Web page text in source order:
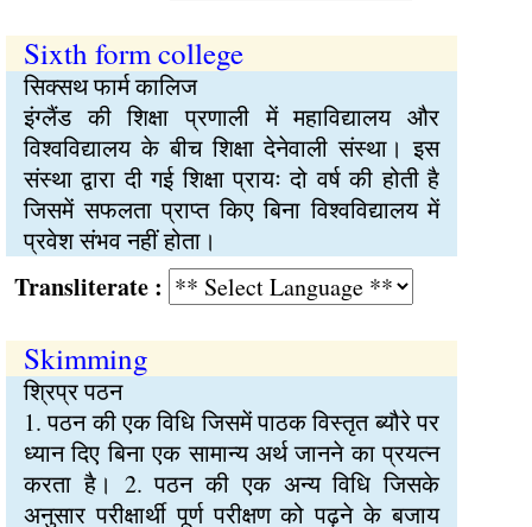
Sixth form college
सिक्सथ फार्म कालिज
इंग्लैंड की शिक्षा प्रणाली में महाविद्यालय और
विश्वविद्यालय के बीच शिक्षा देनेवाली संस्था। इस
संस्था द्वारा दी गई शिक्षा प्रायः दो वर्ष की होती है
जिसमें सफलता प्राप्त किए बिना विश्वविद्यालय में
प्रवेश संभव नहीं होता।
:
Skimming
श्रिप्र पठन
1. पठन की एक विधि जिसमें पाठक विस्तृत ब्यौरे पर
ध्यान दिए बिना एक सामान्य अर्थ जानने का प्रयत्न
करता है। 2. पठन की एक अन्य विधि जिसके
अनुसार परीक्षार्थी पूर्ण परीक्षण को पढ़ने के बजाय